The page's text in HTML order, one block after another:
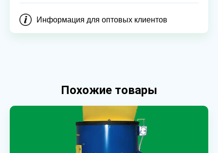
Информация для оптовых клиентов
Похожие товары